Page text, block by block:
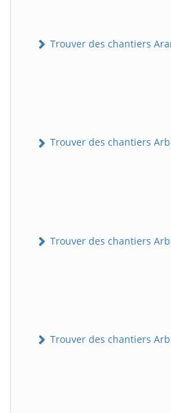
Trouver des chantiers
Trouver des chantiers
Trouver des chantiers
Trouver des chantiers